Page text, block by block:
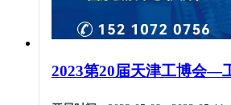
2023第20届天津工博会—